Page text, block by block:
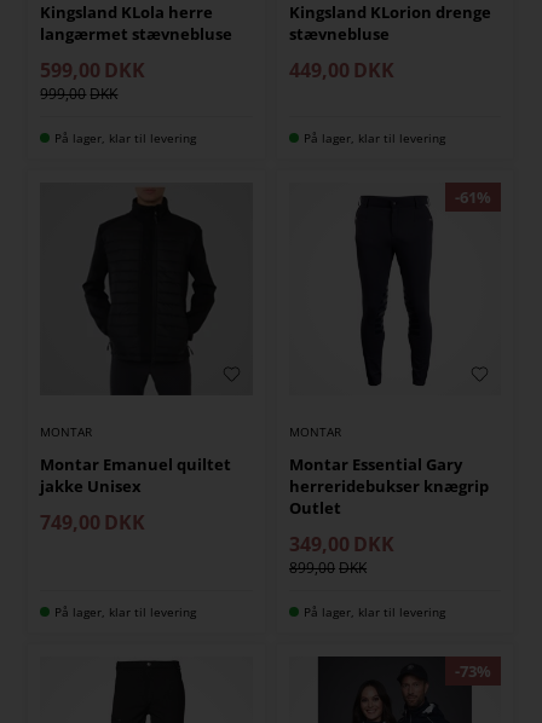
Kingsland KLola herre
langærmet stævnebluse
599,00 DKK
999,00
På lager, klar til levering
Kingsland KLorion drenge
stævnebluse
449,00 DKK
På lager, klar til levering
MONTAR
Montar Emanuel quiltet
jakke Unisex
749,00 DKK
På lager, klar til levering
MONTAR
Montar Essential Gary
herreridebukser knægrip
Outlet
349,00 DKK
899,00
På lager, klar til levering